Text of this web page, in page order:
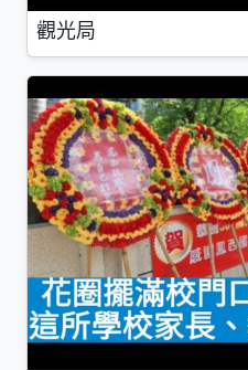
觀光局